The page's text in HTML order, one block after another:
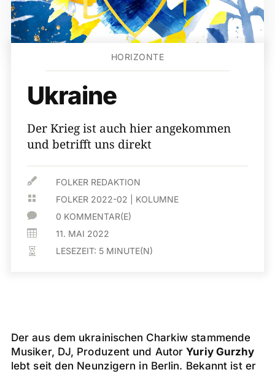
HORIZONTE
Ukraine
Der Krieg ist auch hier angekommen
und betrifft uns direkt
 FOLKER REDAKTION
 FOLKER 2022-02 KOLUMNE
 0 KOMMENTAR(E)
 11. MAI 2022
 LESEZEIT: 5 MINUTE(N)
Der aus dem ukrainischen Charkiw stammende
Musiker, DJ, Produzent und AutorYuriy Gurzhy
lebt seit den Neunzigern in Berlin. Bekannt ist er